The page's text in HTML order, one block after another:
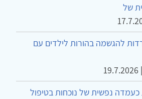
של
להגשמה בהורות לילדים עם
|
19.7.2026
כעמדה נפשית של נוכחות בטיפול